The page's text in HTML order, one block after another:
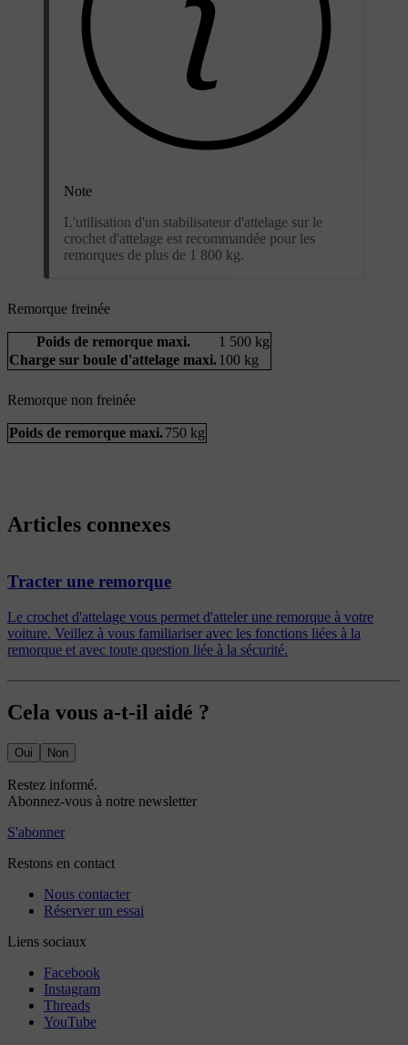
Note
L'utilisation d'un stabilisateur d'attelage sur le
crochet d'attelage est recommandée pour les
remorques de plus de 1 800 kg.
Remorque freinée
Poids de remorque maxi.
1 500 kg
Charge sur boule d'attelage maxi. 100 kg
Remorque non freinée
Poids de remorque maxi. 750 kg
Articles connexes
Tracter une remorque
Le crochet d'attelage vous permet d'atteler une remorque à votre
voiture. Veillez à vous familiariser avec les fonctions liées à la
remorque et avec toute question liée à la sécurité.
Cela vous a-t-il aidé ?
Oui Non